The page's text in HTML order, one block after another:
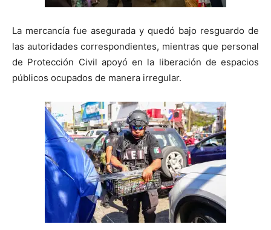
La mercancía fue asegurada y quedó bajo resguardo de
las autoridades correspondientes, mientras que personal
de Protección Civil apoyó en la liberación de espacios
públicos ocupados de manera irregular.